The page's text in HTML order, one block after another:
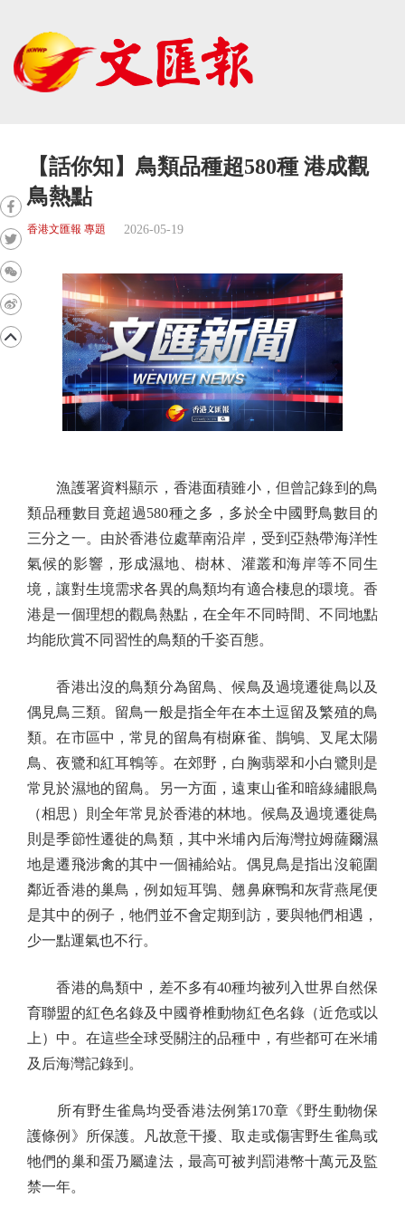
【話你知】鳥類品種超580種 港成觀
鳥熱點
香港文匯報 專題 2026-05-19
漁護署資料顯示，香港面積雖小，但曾記錄到的鳥
類品種數目竟超過580種之多，多於全中國野鳥數目的
三分之一。由於香港位處華南沿岸，受到亞熱帶海洋性
氣候的影響，形成濕地、樹林、灌叢和海岸等不同生
境，讓對生境需求各異的鳥類均有適合棲息的環境。香
港是一個理想的觀鳥熱點，在全年不同時間、不同地點
均能欣賞不同習性的鳥類的千姿百態。
香港出沒的鳥類分為留鳥、候鳥及過境遷徙鳥以及
偶見鳥三類。留鳥一般是指全年在本土逗留及繁殖的鳥
類。在市區中，常見的留鳥有樹麻雀、鵲鴝、叉尾太陽
鳥、夜鷺和紅耳鵯等。在郊野，白胸翡翠和小白鷺則是
常見於濕地的留鳥。另一方面，遠東山雀和暗綠繡眼鳥
（相思）則全年常見於香港的林地。候鳥及過境遷徙鳥
則是季節性遷徙的鳥類，其中米埔內后海灣拉姆薩爾濕
地是遷飛涉禽的其中一個補給站。偶見鳥是指出沒範圍
鄰近香港的巢鳥，例如短耳鴞、翹鼻麻鴨和灰背燕尾便
是其中的例子，牠們並不會定期到訪，要與牠們相遇，
少一點運氣也不行。
香港的鳥類中，差不多有40種均被列入世界自然保
育聯盟的紅色名錄及中國脊椎動物紅色名錄（近危或以
上）中。在這些全球受關注的品種中，有些都可在米埔
及后海灣記錄到。
所有野生雀鳥均受香港法例第170章《野生動物保
護條例》所保護。凡故意干擾、取走或傷害野生雀鳥或
牠們的巢和蛋乃屬違法，最高可被判罰港幣十萬元及監
禁一年。